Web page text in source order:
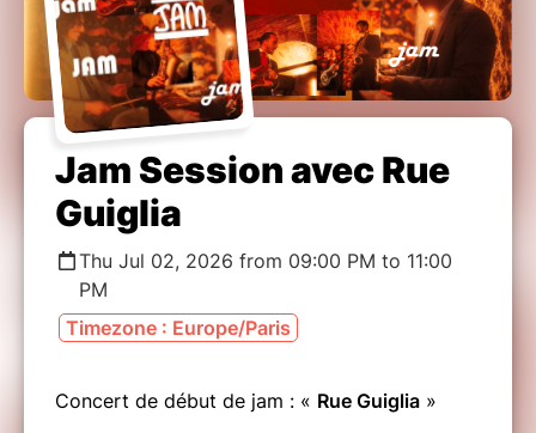
Jam Session avec Rue
Guiglia
Thu Jul 02, 2026 from 09:00 PM to 11:00
PM
Timezone : Europe/Paris
Concert de début de jam : « Rue Guiglia »